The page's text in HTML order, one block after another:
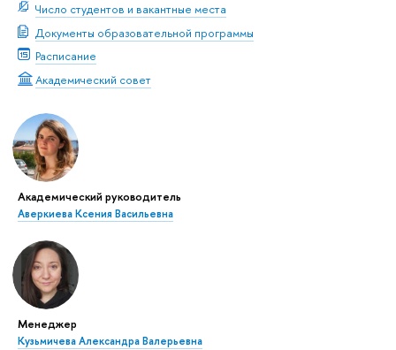
Число студентов и вакантные места
Документы образовательной программы
Расписание
Академический совет
Академический руководитель
Аверкиева Ксения Васильевна
Менеджер
Кузьмичева Александра Валерьевна